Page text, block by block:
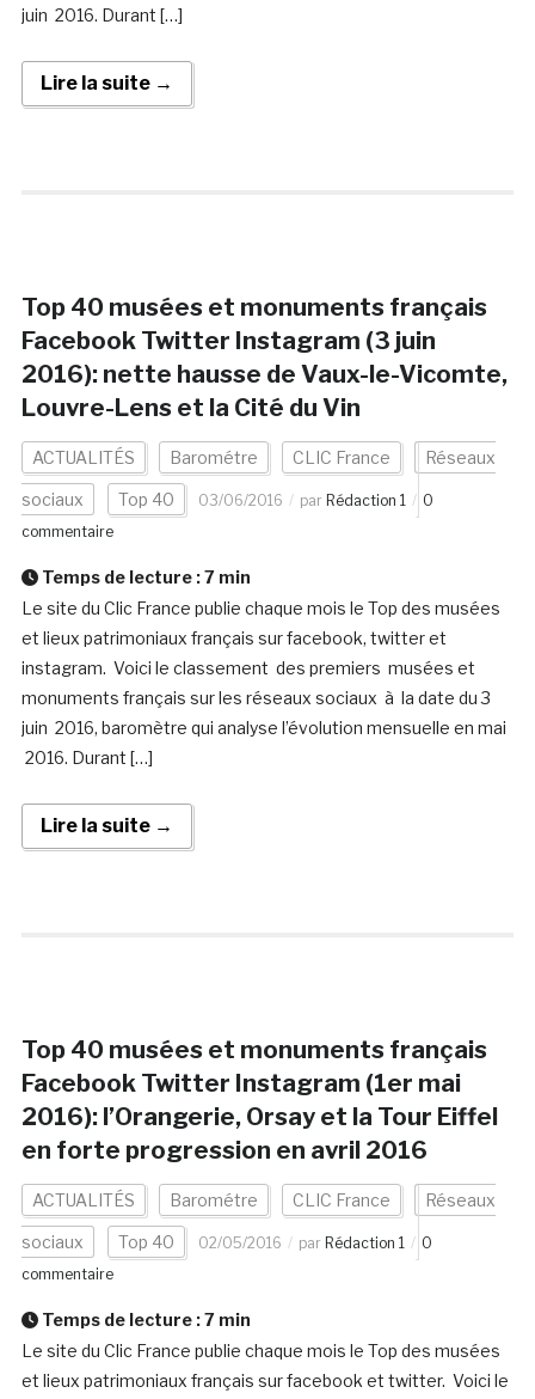
juin 2016. Durant […]
Lire la suite →
Top 40 musées et monuments français
Facebook Twitter Instagram (3 juin
2016): nette hausse de Vaux-le-Vicomte,
Louvre-Lens et la Cité du Vin
ACTUALITÉS Barométre CLIC France Réseaux
sociaux Top 40 03/06/2016 par Rédaction 1
0
commentaire
Temps de lecture :7 min
Le site du Clic France publie chaque mois le Top des musées
et lieux patrimoniaux français sur facebook, twitter et
instagram. Voici le classement des premiers musées et
monuments français sur les réseaux sociaux à la date du 3
juin 2016, baromètre qui analyse l’évolution mensuelle en mai
2016. Durant […]
Lire la suite →
Top 40 musées et monuments français
Facebook Twitter Instagram (1er mai
2016): l’Orangerie, Orsay et la Tour Eiffel
en forte progression en avril 2016
ACTUALITÉS Barométre CLIC France Réseaux
sociaux Top 40 02/05/2016 par Rédaction 1
0
commentaire
Temps de lecture :7 min
Le site du Clic France publie chaque mois le Top des musées
et lieux patrimoniaux français sur facebook et twitter. Voici le